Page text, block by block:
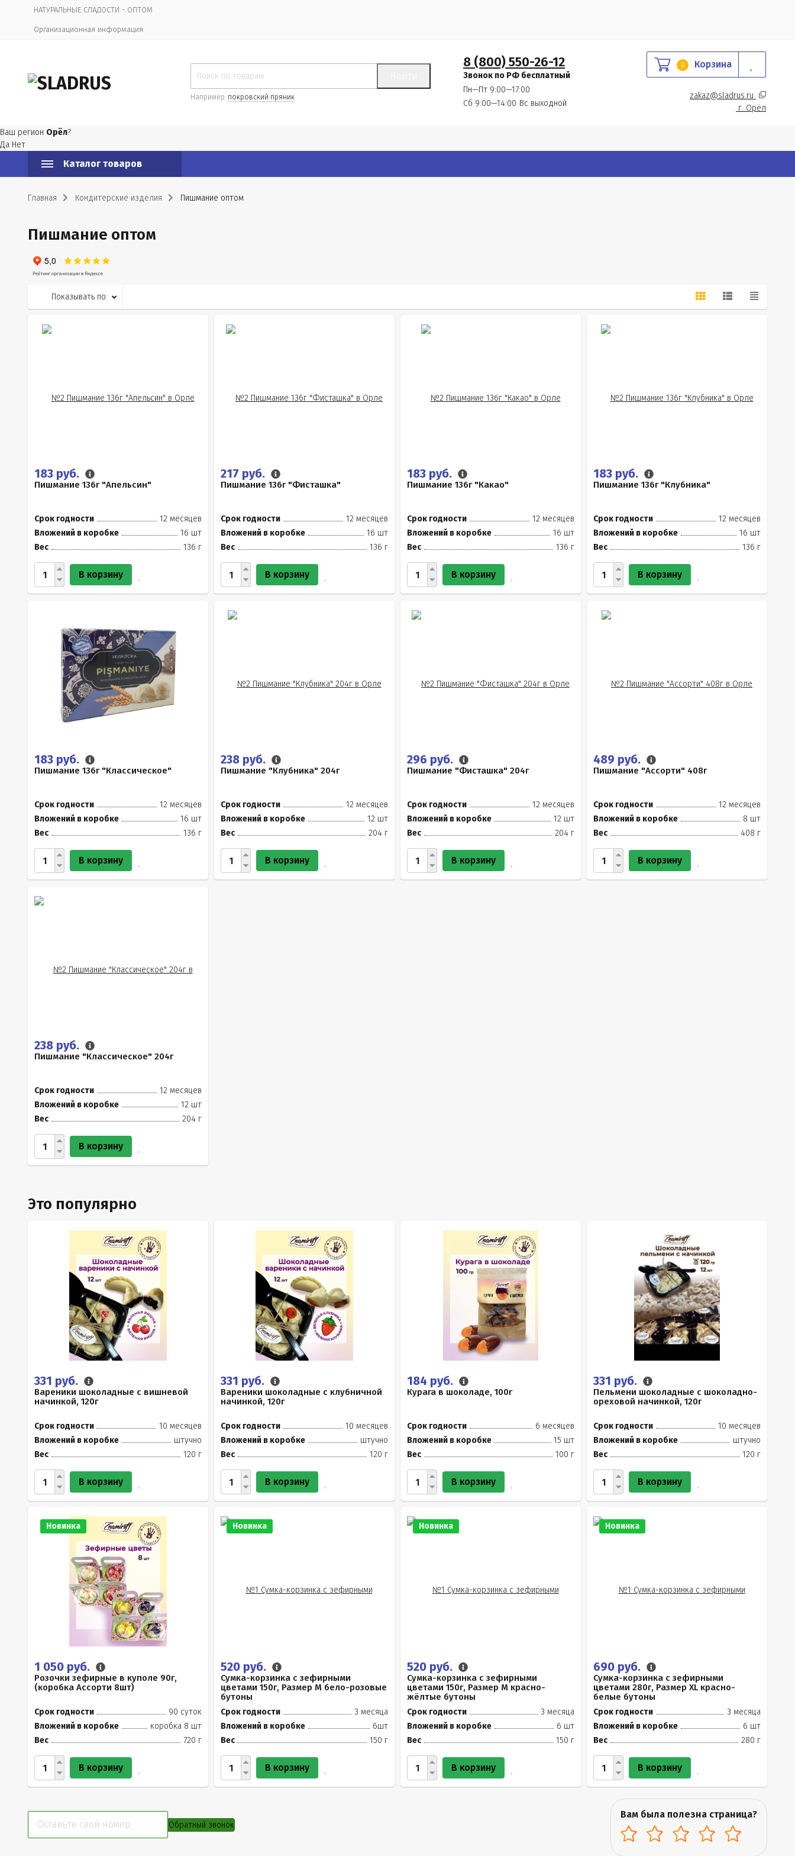
НАТУРАЛЬНЫЕ СЛАДОСТИ - ОПТОМ
Организационная информация
Например: покровский пряник
8 (800) 550-26-12
Звонок по РФ бесплатный
Пн—Пт 9:00—17:00
Сб 9:00—14:00 Вс выходной
0 Корзина
zakaz@sladrus.ru
г. Орёл
Ваш регион Орёл?
Да Нет
Каталог товаров
Главная Кондитерские изделия Пишмание оптом
Пишмание оптом
Показывать по:
183 руб.
Пишмание 136г "Апельсин"
Срок годности
12 месяцев
Вложений в коробке
16 шт
Вес
136 г
В корзину
217 руб.
Пишмание 136г "Фисташка"
Срок годности
12 месяцев
Вложений в коробке
16 шт
Вес
136 г
В корзину
183 руб.
Пишмание 136г "Какао"
Срок годности
12 месяцев
Вложений в коробке
16 шт
Вес
136 г
В корзину
183 руб.
Пишмание 136г "Клубника"
Срок годности
12 месяцев
Вложений в коробке
16 шт
Вес
136 г
В корзину
183 руб.
Пишмание 136г "Классическое"
Срок годности
12 месяцев
Вложений в коробке
16 шт
Вес
136 г
В корзину
238 руб.
Пишмание "Клубника" 204г
Срок годности
12 месяцев
Вложений в коробке
12 шт
Вес
204 г
В корзину
296 руб.
Пишмание "Фисташка" 204г
Срок годности
12 месяцев
Вложений в коробке
12 шт
Вес
204 г
В корзину
489 руб.
Пишмание "Ассорти" 408г
Срок годности
12 месяцев
Вложений в коробке
8 шт
Вес
408 г
В корзину
238 руб.
Пишмание "Классическое" 204г
Срок годности
12 месяцев
Вложений в коробке
12 шт
Вес
204 г
В корзину
Это популярно
331 руб.
Вареники шоколадные с вишневой
начинкой, 120г
Срок годности
10 месяцев
Вложений в коробке
штучно
Вес
120 г
В корзину
331 руб.
Вареники шоколадные с клубничной
начинкой, 120г
Срок годности
10 месяцев
Вложений в коробке
штучно
Вес
120 г
В корзину
184 руб.
Курага в шоколаде, 100г
Срок годности
6 месяцев
Вложений в коробке
15 шт
Вес
100 г
В корзину
331 руб.
Пельмени шоколадные с шоколадно-
ореховой начинкой, 120г
Срок годности
10 месяцев
Вложений в коробке
штучно
Вес
120 г
В корзину
Новинка
1 050 руб.
Розочки зефирные в куполе 90г,
(коробка Ассорти 8шт)
Срок годности
90 суток
Вложений в коробке
коробка 8 шт
Вес
720 г
В корзину
Новинка
520 руб.
Сумка-корзинка с зефирными
цветами 150г, Размер М бело-розовые
бутоны
Срок годности
3 месяца
Вложений в коробке
6шт
Вес
150 г
В корзину
Новинка
520 руб.
Сумка-корзинка с зефирными
цветами 150г, Размер М красно-
жёлтые бутоны
Срок годности
3 месяца
Вложений в коробке
6 шт
Вес
150 г
В корзину
Новинка
690 руб.
Сумка-корзинка с зефирными
цветами 280г, Размер XL красно-
белые бутоны
Срок годности
3 месяца
Вложений в коробке
6 шт
Вес
280 г
В корзину
Обратный звонок
Вам была полезна страница?